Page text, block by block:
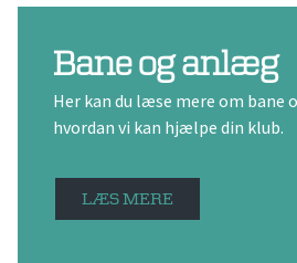
Bane og anlæg
Her kan du læse mere om bane
hvordan vi kan hjælpe din klub.
LÆS MERE